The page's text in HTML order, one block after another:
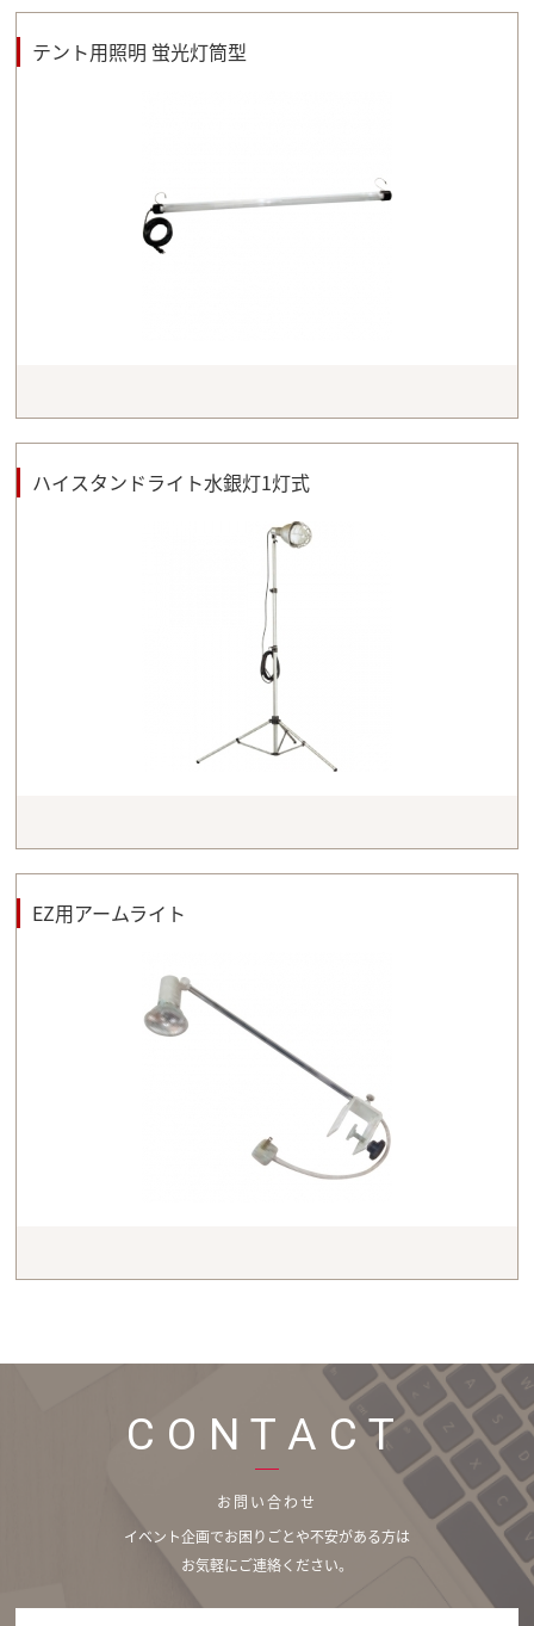
テント用照明 蛍光灯筒型
ハイスタンドライト水銀灯1灯式
EZ用アームライト
CONTACT
お問い合わせ
イベント企画でお困りごとや不安がある方は
お気軽にご連絡ください。